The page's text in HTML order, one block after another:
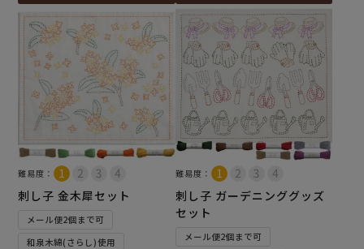
難易度：
刺し子 金木犀セット
メール便2個まで可
和泉木綿(さらし)使用
難易度：
刺し子 ガーデニンググッズ
セット
メール便2個まで可